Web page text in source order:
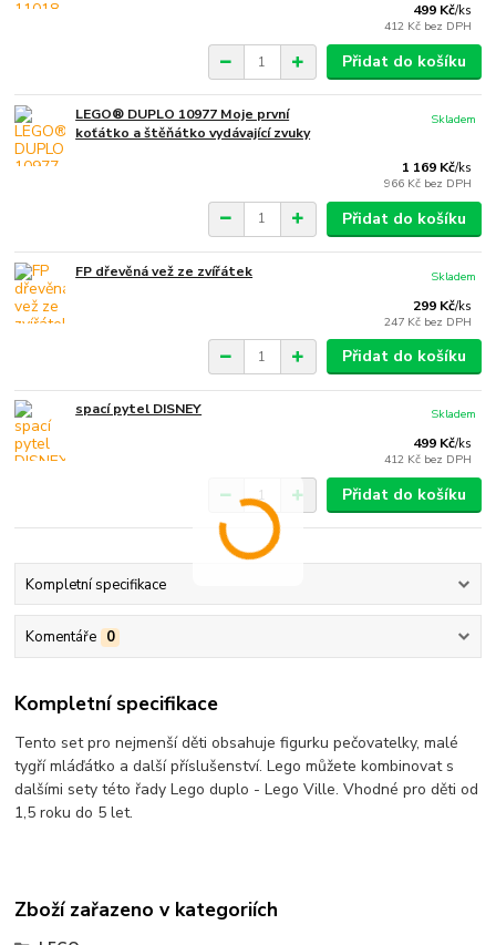
499 Kč/ks
412 Kč bez DPH
Přidat do košíku
LEGO® DUPLO 10977 Moje první
koťátko a štěňátko vydávající zvuky
1 169 Kč/ks
966 Kč bez DPH
Skladem
Přidat do košíku
FP dřevěná vež ze zvířátek
299 Kč/ks
247 Kč bez DPH
Skladem
Přidat do košíku
spací pytel DISNEY
499 Kč/ks
412 Kč bez DPH
Skladem
Přidat do košíku
Kompletní specifikace
Komentáře 0
Kompletní specifikace
Tento set pro nejmenší děti obsahuje figurku pečovatelky, malé
tygří mláďátko a další příslušenství. Lego můžete kombinovat s
dalšími sety této řady Lego duplo - Lego Ville. Vhodné pro děti od
1,5 roku do 5 let.
Zboží zařazeno v kategoriích